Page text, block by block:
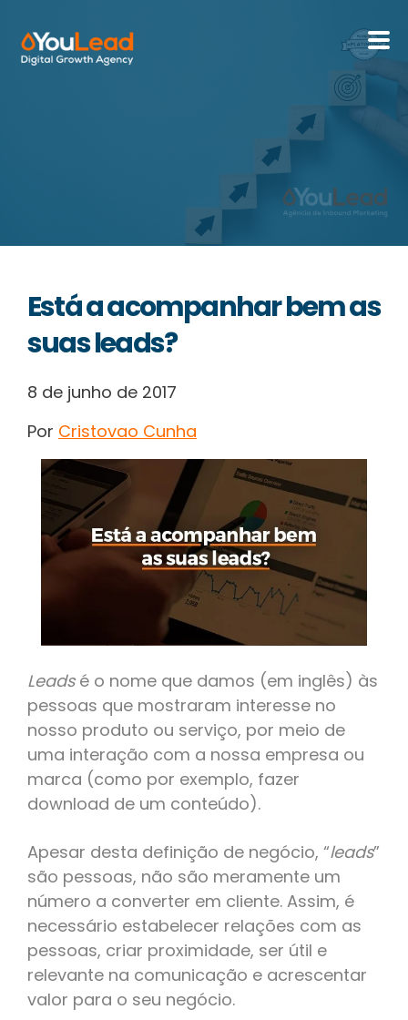
HubSpot
Contactos
Está a acompanhar bem as
suas leads?
8 de junho de 2017
Por Cristovao Cunha
Leadsé o nome que damos (em inglês) às
pessoas que mostraram interesse no
nosso produto ou serviço, por meio de
uma interação com a nossa empresa ou
marca (como por exemplo, fazer
download de um conteúdo).
Apesar desta definição de negócio, “leads”
são pessoas, não são meramente um
número a converter em cliente. Assim, é
necessário estabelecer relações com as
pessoas, criar proximidade, ser útil e
relevante na comunicação e acrescentar
valor para o seu negócio.